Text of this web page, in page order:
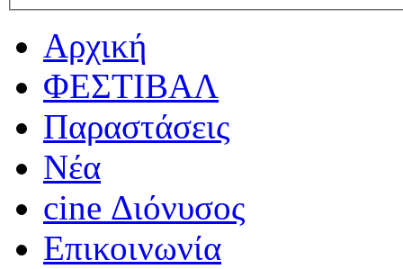
Αρχική
ΦΕΣΤΙΒΑΛ
Παραστάσεις
Νέα
cine Διόνυσος
Επικοινωνία